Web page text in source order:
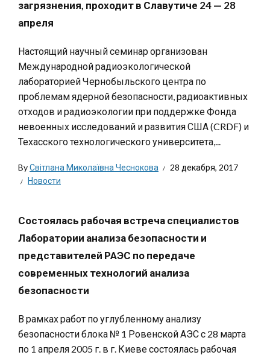
загрязнения, проходит в Славутиче 24 — 28
апреля
Настоящий научный семинар организован
Международной радиоэкологической
лабораторией Чернобыльского центра по
проблемам ядерной безопасности, радиоактивных
отходов и радиоэкологии при поддержке Фонда
невоенных исследований и развития США (CRDF) и
Техасского технологического университета,...
ByСвітлана Миколаївна Чеснокова
28 декабря, 2017
Новости
Состоялась рабочая встреча специалистов
Лаборатории анализа безопасности и
представителей РАЭС по передаче
современных технологий анализа
безопасности
В рамках работ по углубленному анализу
безопасности блока № 1 Ровенской АЭС с 28 марта
по 1 апреля 2005 г. в г. Киеве состоялась рабочая